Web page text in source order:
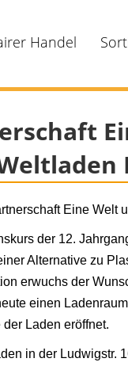
Handel
Eine Welt
der 12.
Alternative zu
erwuchs der
einen
Laden eröffnet.
in der Ludwigstr.